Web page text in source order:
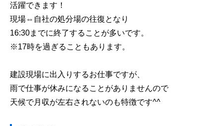
活躍できます！
現場⇔自社の処分場の往復となり
16:30までに終了することが多いです。
※17時を過ぎることもあります。
建設現場に出入りするお仕事ですが、
雨で仕事が休みになることがありませんので
天候で月収が左右されないのも特徴です^^